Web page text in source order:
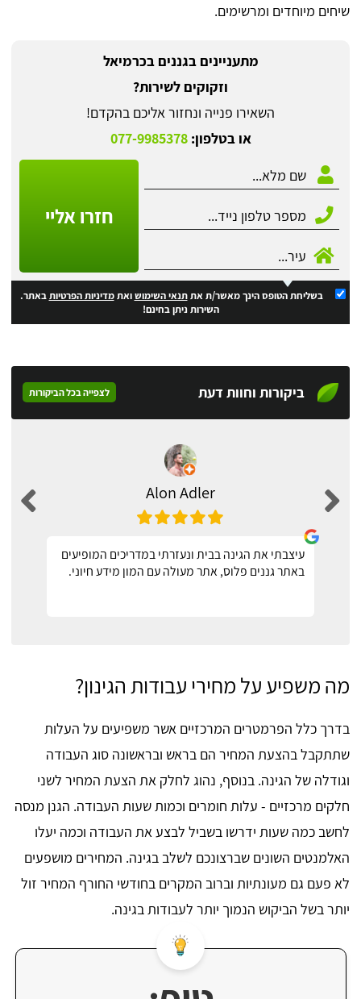
שיחים מיוחדים ומרשימים.
מתעניינים בגננים בכרמיאל
וזקוקים לשירות?
השאירו פנייה ונחזור אליכם בהקדם!
או בטלפון:077-9985378
חזרו אליי
בשליחת הטופס הינך מאשר/ת אתתנאי השימושואתמדיניות הפרטיותבאתר.
השירות ניתן בחינם!
ביקורות וחוות דעת לצפייה בכל הביקורות
Alon Adler
עיצבתי את הגינה בבית ונעזרתי במדריכים המופיעים
באתר גננים פלוס, אתר מעולה עם המון מידע חיוני.
מה משפיע על מחירי עבודות הגינון?
בדרך כלל הפרמטרים המרכזיים אשר משפיעים על העלות
שתתקבל בהצעת המחיר הם בראש ובראשונה סוג העבודה
וגודלה של הגינה. בנוסף, נהוג לחלק את הצעת המחיר לשני
חלקים מרכזיים - עלות חומרים וכמות שעות העבודה. הגנן מנסה
לחשב כמה שעות ידרשו בשביל לבצע את העבודה וכמה יעלו
האלמנטים השונים שברצונכם לשלב בגינה. המחירים מושפעים
לא פעם גם מעונתיות וברוב המקרים בחודשי החורף המחיר זול
יותר בשל הביקוש הנמוך יותר לעבודות בגינה.